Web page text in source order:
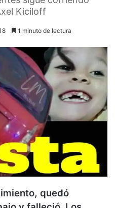
Kiciloff
1 minuto de lectura
quedó